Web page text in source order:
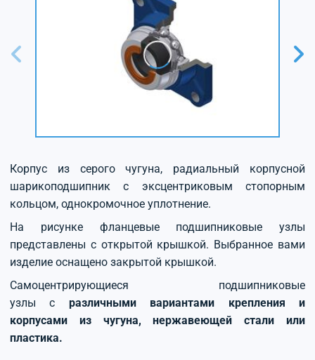
Корпус из серого чугуна, радиальный корпусной
шарикоподшипник с эксцентриковым стопорным
кольцом, однокромочное уплотнение.
На рисунке фланцевые подшипниковые узлы
представлены с открытой крышкой. Выбранное вами
изделие оснащено закрытой крышкой.
Самоцентрирующиеся подшипниковые
узлы с различными вариантами крепления и
корпусами из чугуна, нержавеющей стали или
пластика.